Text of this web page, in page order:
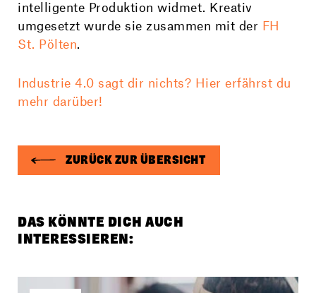
intelligente Produktion widmet. Kreativ
umgesetzt wurde sie zusammen mit der FH
St. Pölten.
Industrie 4.0 sagt dir nichts? Hier erfährst du
mehr darüber!
ZURÜCK ZUR ÜBERSICHT
DAS KÖNNTE DICH AUCH
INTERESSIEREN: